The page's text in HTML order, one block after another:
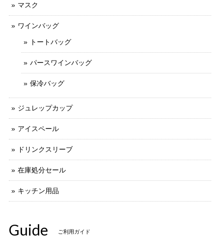
マスク
ワインバッグ
トートバッグ
パースワインバッグ
保冷バッグ
ジュレップカップ
アイスペール
ドリンクスリーブ
在庫処分セール
キッチン用品
Guide ご利用ガイド